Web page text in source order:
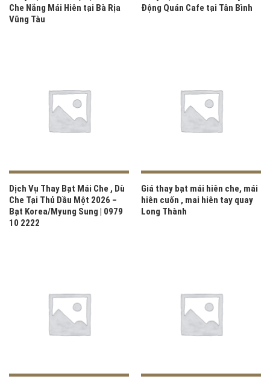
Che Nắng Mái Hiên tại Bà Rịa
Vũng Tàu
Động Quán Cafe tại Tân Bình
Dịch Vụ Thay Bạt Mái Che , Dù
Che Tại Thủ Dầu Một 2026 –
Bạt Korea/Myung Sung | 0979
10 2222
Giá thay bạt mái hiên che, mái
hiên cuốn , mai hiên tay quay
Long Thành